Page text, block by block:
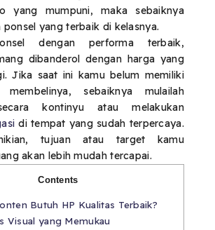
yang mumpuni, maka sebaiknya
ponsel yang terbaik di kelasnya.
dengan performa terbaik,
dibanderol dengan harga yang
Jika saat ini kamu belum memiliki
sebaiknya mulailah
kontinyu atau melakukan
di tempat yang sudah terpercaya.
tujuan atau target kamu
akan lebih mudah tercapai.
Contents
Butuh HP Kualitas Terbaik?
Visual yang Memukau